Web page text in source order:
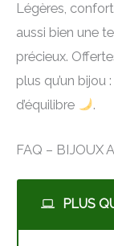
Légères,
aussi bien une
précieux.
plus qu’un
d’équilibre
.
FAQ – BIJOUX
PLUS